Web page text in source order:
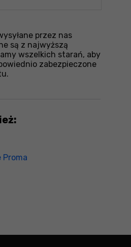
przez nas
są z najwyższą
wszelkich starań, aby
zabezpieczone
Proma